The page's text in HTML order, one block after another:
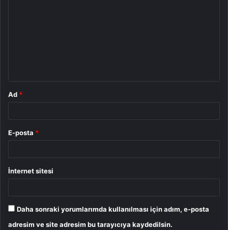
Ad *
E-posta *
İnternet sitesi
Daha sonraki yorumlarımda kullanılması için adım, e-posta
adresim ve site adresim bu tarayıcıya kaydedilsin.